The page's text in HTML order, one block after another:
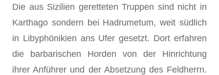
Die aus Sizilien geretteten Truppen sind nicht in
Karthago sondern bei Hadrumetum, weit südlich
in Libyphönikien ans Ufer gesetzt. Dort erfahren
die barbarischen Horden von der Hinrichtung
ihrer Anführer und der Absetzung des Feldherrn.